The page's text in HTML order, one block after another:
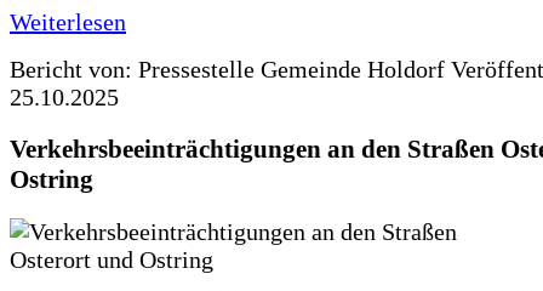
Weiterlesen
Bericht von: Pressestelle Gemeinde Holdorf
25.10.2025
Verkehrsbeeinträchtigungen an den Straßen
Ostring